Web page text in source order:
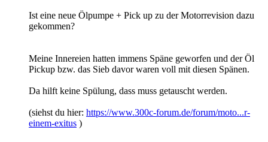
Ist eine neue Ölpumpe + Pick up zu der Motorrevision dazu
gekommen?
Meine Innereien hatten immens Späne geworfen und der Öl
Pickup bzw. das Sieb davor waren voll mit diesen Spänen.
Da hilft keine Spülung, dass muss getauscht werden.
(siehst du hier: https://www.300c-forum.de/forum/moto...r-
einem-exitus )